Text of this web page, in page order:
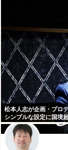
松本人志が企画・プロ
シンプルな設定に国境